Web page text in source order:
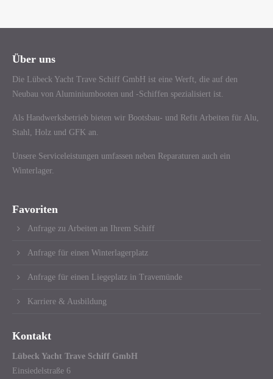
Über uns
Die Lübeck Yacht Trave Schiff GmbH ist eine Werft, die auf den
Neubau von Aluminiumbooten und -Schiffen spezialisiert ist.
Als Handwerksbetrieb bieten wir Bootsbau- und Refit Arbeiten für Alu,
Stahl, Holz und GFK an.
Unsere Serviceleistungen umfassen neben Reparaturen auch ein
Winterlager.
Favoriten
Anfrage zu Arbeiten an Ihrem Schiff
Anfrage für einen Winterlagerplatz
Anfrage für einen Liegeplatz in Travemünde
Karriere & Ausbildung
Kontakt
Lübeck Yacht Trave Schiff GmbH
Einsiedelstraße 6